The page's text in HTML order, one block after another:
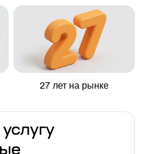
27 лет на рынке